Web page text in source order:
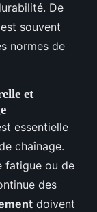
De
souvent
normes de
et
essentielle
chaînage.
fatigue ou de
des
doivent